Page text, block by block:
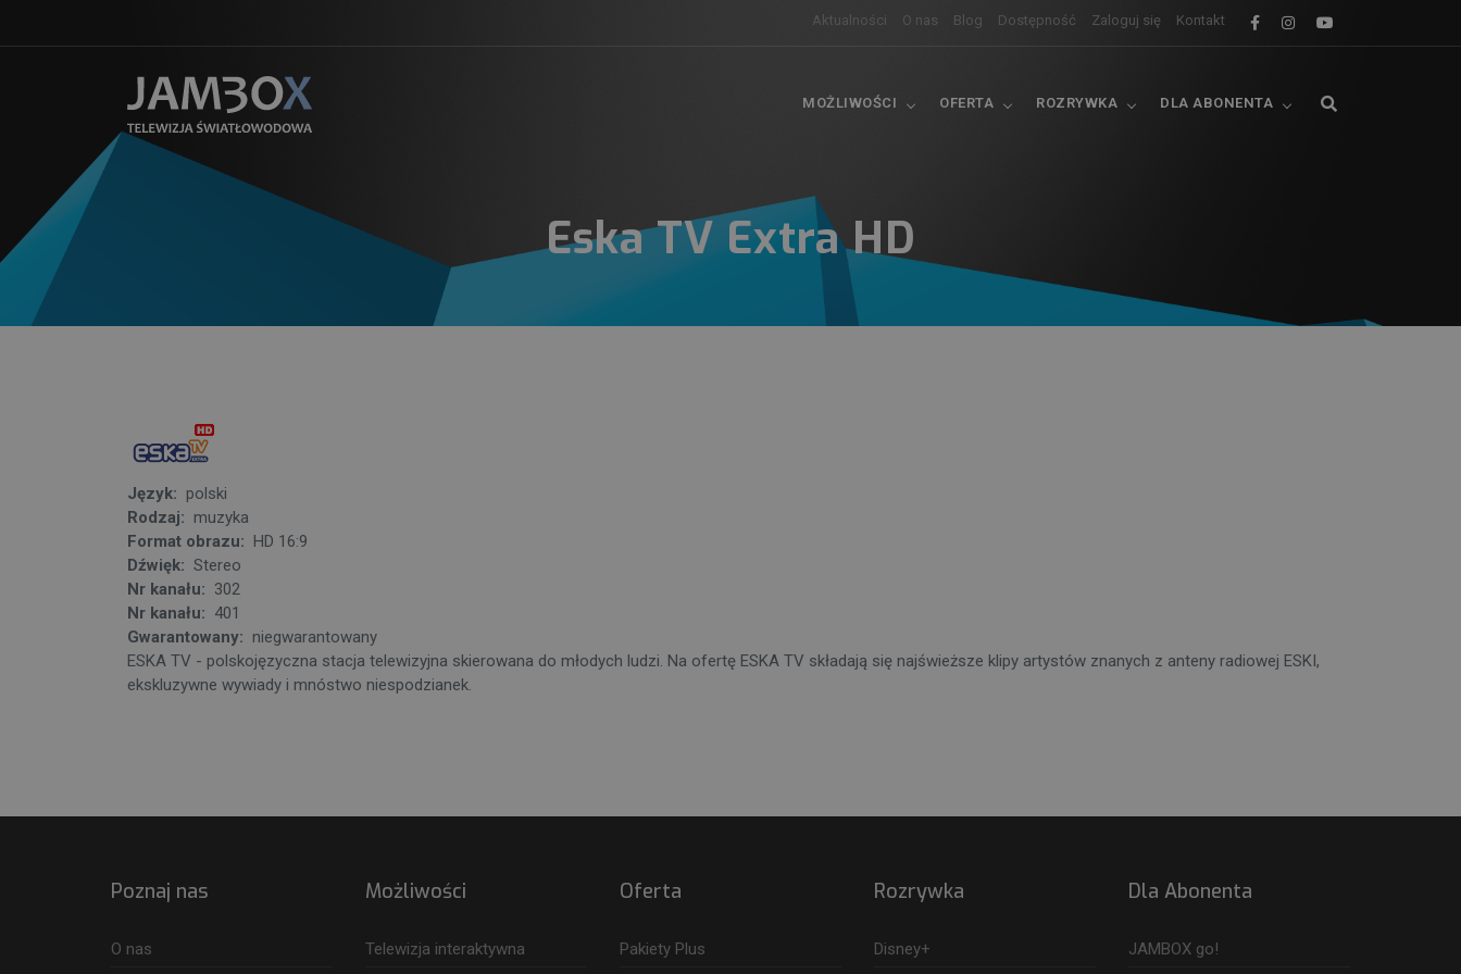
Aktualności O nas Blog Dostępność Zaloguj się Kontakt
MOŻLIWOŚCI OFERTA ROZRYWKA DLA ABONENTA
Eska TV Extra HD
Język: polski
Rodzaj: muzyka
Format obrazu: HD 16:9
Dźwięk: Stereo
Nr kanału: 302
Nr kanału: 401
Gwarantowany: niegwarantowany
ESKA TV - polskojęzyczna stacja telewizyjna skierowana do młodych ludzi. Na ofertę ESKA TV składają się najświeższe klipy artystów znanych z anteny radiowej ESKI,
ekskluzywne wywiady i mnóstwo niespodzianek.
Poznaj nas
O nas
Możliwości
Telewizja interaktywna
Oferta
Pakiety Plus
Rozrywka
Disney+
Dla Abonenta
JAMBOX go!